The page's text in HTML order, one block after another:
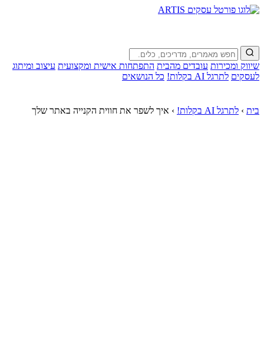
שיווק ומכירות עובדים מהבית התפתחות אישית ומקצועית עיצוב ומיתוג
לעסקים לתרגל AI בקלות! כל הנושאים
בית › לתרגל AI בקלות! › איך לשפר את חווית הקנייה באתר שלך